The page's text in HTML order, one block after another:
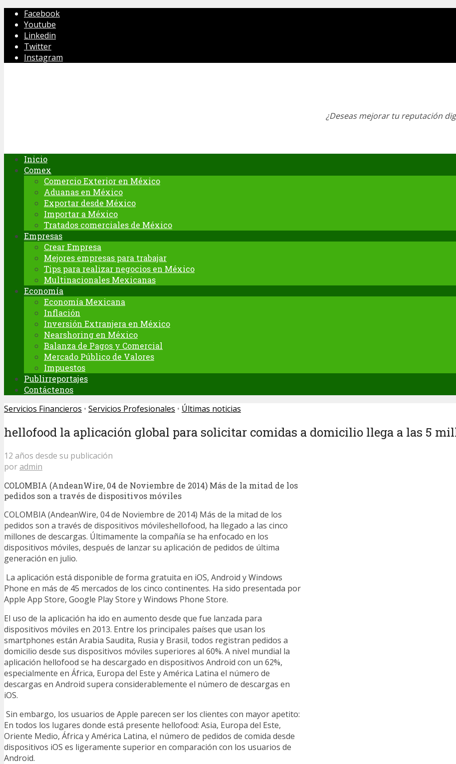
Facebook
Youtube
Linkedin
Twitter
Instagram
¿Deseas mejorar tu reputación
Inicio
Comex
Comercio Exterior en México
Aduanas en México
Exportar desde México
Importar a México
Tratados comerciales de México
Empresas
Crear Empresa
Mejores empresas para trabajar
Tips para realizar negocios en México
Multinacionales Mexicanas
Economía
Economía Mexicana
Inflación
Inversión Extranjera en México
Nearshoring en México
Balanza de Pagos y Comercial
Mercado Público de Valores
Impuestos
Publirreportajes
Contáctenos
Servicios Financieros • Servicios Profesionales • Últimas noticias
hellofood la aplicación global para solicitar comidas a domicilio llega a las 5
12 años desde su publicación
poradmin
COLOMBIA (AndeanWire, 04 de Noviembre de 2014) Más de la mitad de los
pedidos son a través de dispositivos móviles
COLOMBIA (AndeanWire, 04 de Noviembre de 2014) Más de la mitad de los
pedidos son a través de dispositivos móvileshellofood, ha llegado a las cinco
millones de descargas. Últimamente la compañía se ha enfocado en los
dispositivos móviles, después de lanzar su aplicación de pedidos de última
generación en julio.
La aplicación está disponible de forma gratuita en iOS, Android y Windows
Phone en más de 45 mercados de los cinco continentes. Ha sido presentada por
Apple App Store, Google Play Store y Windows Phone Store.
El uso de la aplicación ha ido en aumento desde que fue lanzada para
dispositivos móviles en 2013. Entre los principales países que usan los
smartphones están Arabia Saudita, Rusia y Brasil, todos registran pedidos a
domicilio desde sus dispositivos móviles superiores al 60%. A nivel mundial la
aplicación hellofood se ha descargado en dispositivos Android con un 62%,
especialmente en África, Europa del Este y América Latina el número de
descargas en Android supera considerablemente el número de descargas en
iOS.
Sin embargo, los usuarios de Apple parecen ser los clientes con mayor apetito:
En todos los lugares donde está presente hellofood: Asia, Europa del Este,
Oriente Medio, África y América Latina, el número de pedidos de comida desde
dispositivos iOS es ligeramente superior en comparación con los usuarios de
Android.